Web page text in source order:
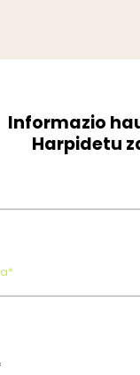
Informazio
Harpidetu